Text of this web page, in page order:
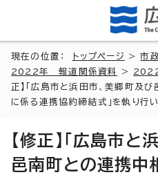
現在の位置： トップページ >市
2022年 報道関係資料
>
正】「広島市と浜田市、美郷町及
に係る連携協約締結式」を執り行
【修正】「広島市
邑南町との連携中